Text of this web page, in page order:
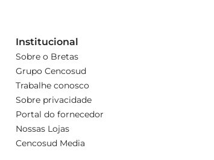
Institucional
Sobre o Bretas
Grupo Cencosud
Trabalhe conosco
Sobre privacidade
Portal do fornecedor
Nossas Lojas
Cencosud Media